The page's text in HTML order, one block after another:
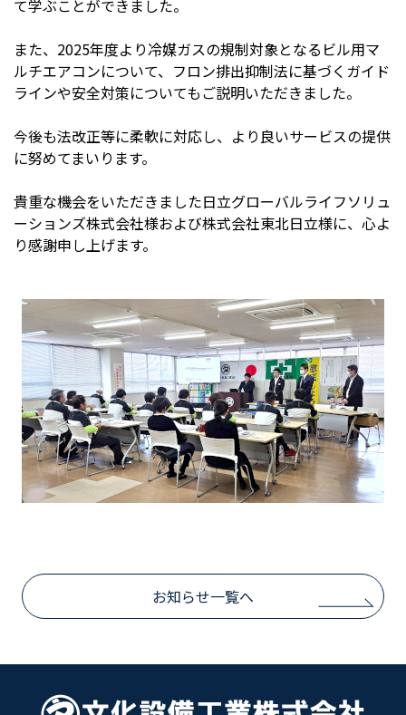
て学ぶことができました。
また、2025年度より冷媒ガスの規制対象となるビル用マ
ルチエアコンについて、フロン排出抑制法に基づくガイド
ラインや安全対策についてもご説明いただきました。
今後も法改正等に柔軟に対応し、より良いサービスの提供
に努めてまいります。
貴重な機会をいただきました日立グローバルライフソリュ
ーションズ株式会社様および株式会社東北日立様に、心よ
り感謝申し上げます。
お知らせ一覧へ